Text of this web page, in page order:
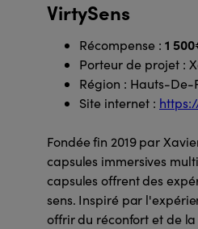
VirtySens
Récompense : 1
Porteur de projet :
Région : Hauts-De-
Site internet :
Fondée fin 2019 par
capsules immersives
capsules offrent des
sens. Inspiré par
offrir du réconfort et de